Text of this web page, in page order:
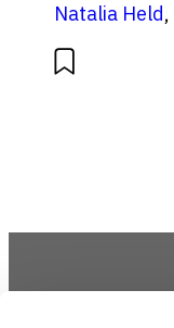
Natalia Held,